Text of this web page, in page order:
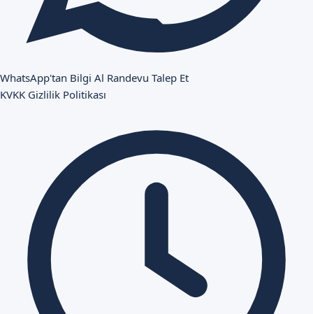
WhatsApp'tan Bilgi Al Randevu Talep Et
KVKK Gizlilik Politikası